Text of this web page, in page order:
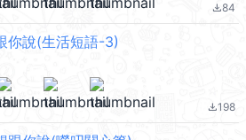
file_download84
你說(生活短語-3)
file_download198